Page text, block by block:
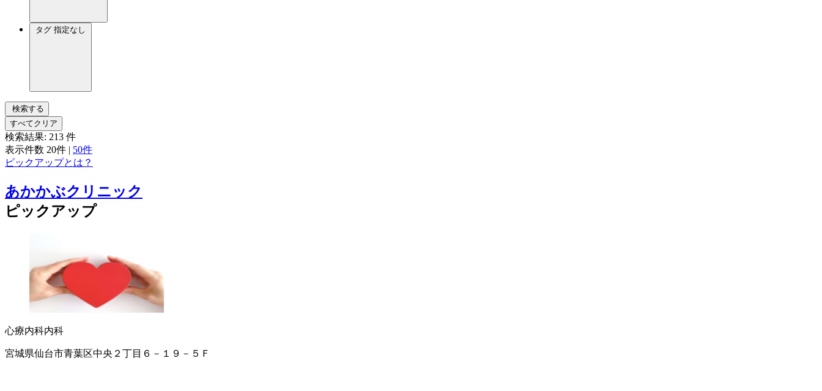
タグ 指定なし
検索する
すべてクリア
検索結果: 213 件
表示件数 20件 | 50件
ピックアップとは？
あかかぶクリニック
ピックアップ
心療内科内科
宮城県仙台市青葉区中央２丁目６－１９－５Ｆ